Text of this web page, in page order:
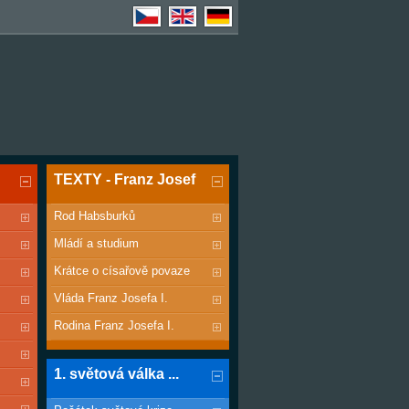
TEXTY - Franz Josef
Rod Habsburků
Mládí a studium
Krátce o císařově povaze
Vláda Franz Josefa I.
Rodina Franz Josefa I.
1. světová válka ...